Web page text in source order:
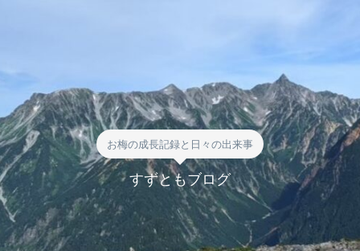
お梅の成長記録と日々の出来事
すずともブログ